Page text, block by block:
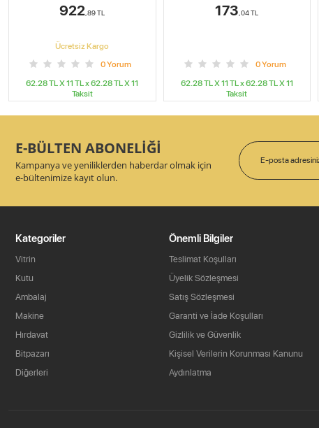
173,04TL
0Yorum
62.28 TL X 11TL x62.28 TL X 11
Taksit
236,49TL
0Yorum
62.28 TL X 11TL x62.28 TL X 11
Taksit
E-BÜLTEN ABONELİĞİ
Kampanya ve yeniliklerden haberdar olmak için
e-bültenimize kayıt olun.
Kategoriler
Vitrin
Kutu
Ambalaj
Makine
Hırdavat
Bitpazarı
Diğerleri
Önemli Bilgiler
Teslimat Koşulları
Üyelik Sözleşmesi
Satış Sözleşmesi
Garanti ve İade Koşulları
Gizlilik ve Güvenlik
Kişisel Verilerin Korunması Kanunu
Aydınlatma